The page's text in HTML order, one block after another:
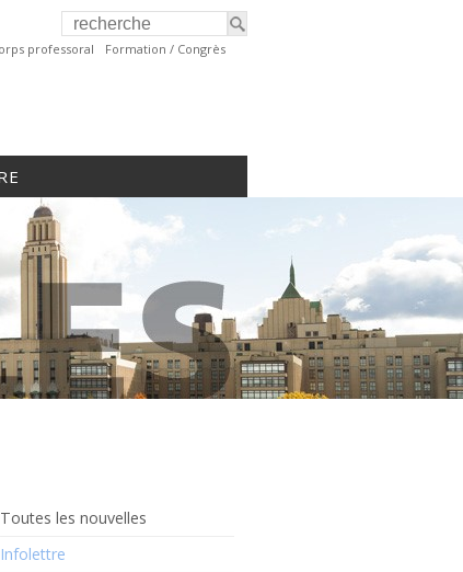
professoral Formation / Congrès
Toutes les nouvelles
Infolettre